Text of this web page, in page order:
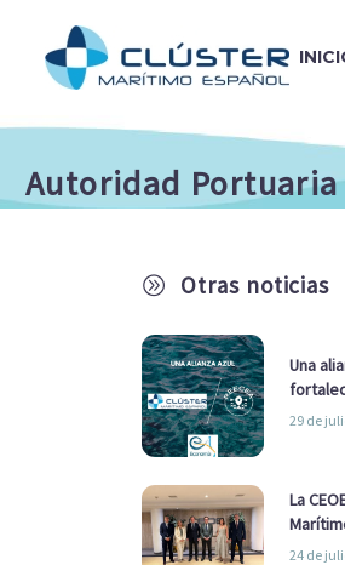
Autoridad Portuaria
A Otras noticias
Una
sector
29 de
La
24 de